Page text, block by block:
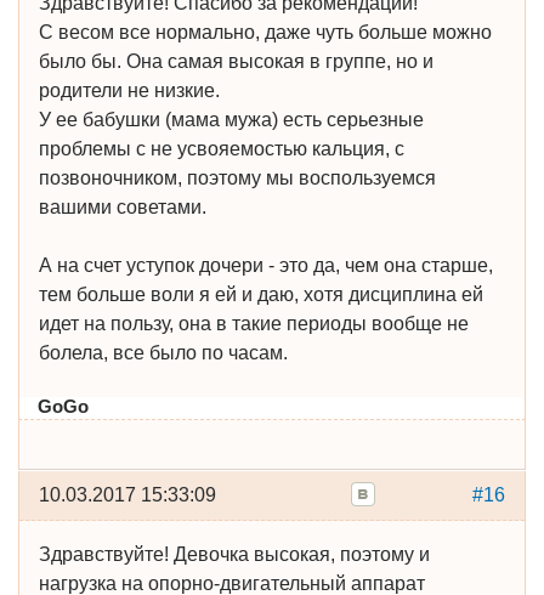
С весом все нормально, даже чуть больше можно
было бы. Она самая высокая в группе, но и
родители не низкие.
У ее бабушки (мама мужа) есть серьезные
проблемы с не усвояемостью кальция, с
позвоночником, поэтому мы воспользуемся
вашими советами.
А на счет уступок дочери - это да, чем она старше,
тем больше воли я ей и даю, хотя дисциплина ей
идет на пользу, она в такие периоды вообще не
болела, все было по часам.
GoGo
#16
10.03.2017 15:33:09
Здравствуйте! Девочка высокая, поэтому и
нагрузка на опорно-двигательный аппарат